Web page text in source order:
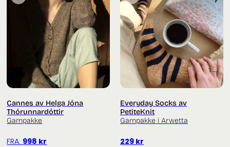
Cannes av Helga Jóna
Thórunnardóttir
Garnpakke
FRA: 998 kr
Everyday Socks av
PetiteKnit
Garnpakke i Arwetta
229 kr